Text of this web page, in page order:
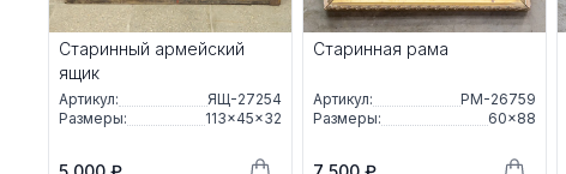
Старинный армейский
ящик
Артикул:
ЯЩ-27254
Размеры:
113×45×32
Старинная рама
Артикул:
РМ-26759
Размеры:
60×88